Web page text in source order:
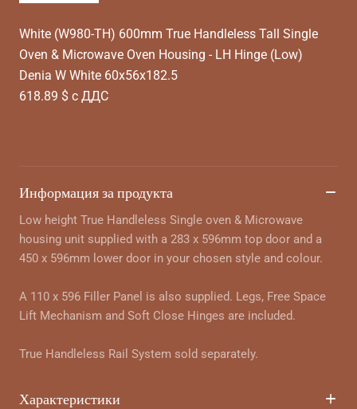
White (W980-TH) 600mm True Handleless Tall Single
Oven & Microwave Oven Housing - LH Hinge (Low)
Denia W White 60x56x182.5
618.89 $ с ДДС
Информация за продукта
Low height True Handleless Single oven & Microwave
housing unit supplied with a 283 x 596mm top door and a
450 x 596mm lower door in your chosen style and colour.
A 110 x 596 Filler Panel is also supplied. Legs, Free Space
Lift Mechanism and Soft Close Hinges are included.
True Handleless Rail System sold separately.
Характеристики